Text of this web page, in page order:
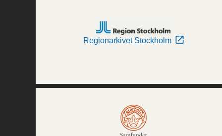
Regionarkivet Stockholm